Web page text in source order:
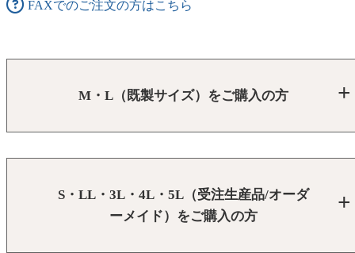
FAXでのご注文の方はこちら
M・L（既製サイズ）をご購入の方
S・LL・3L・4L・5L（受注生産品/オーダ
ーメイド）をご購入の方